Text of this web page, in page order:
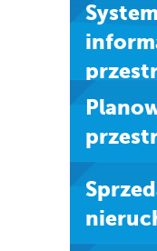
system
Planowanie
Sprzedaż